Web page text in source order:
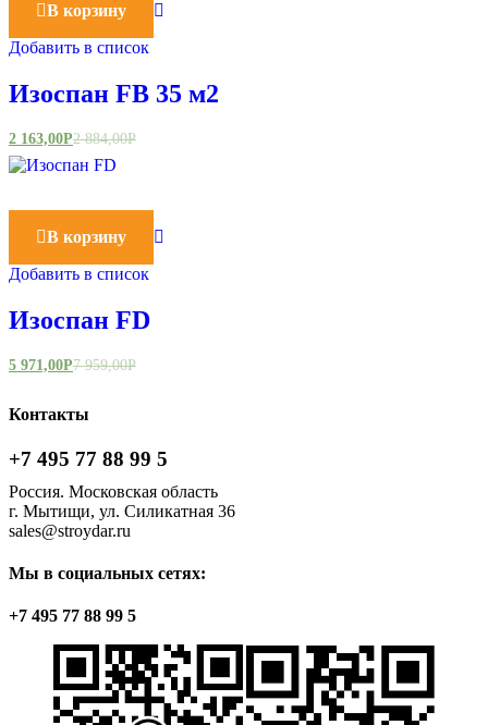
В корзину
Добавить в список
Изоспан FB 35 м2
2 163,00Р2 884,00Р
В корзину
Добавить в список
Изоспан FD
5 971,00Р7 959,00Р
Контакты
+7 495 77 88 99 5
Россия. Московская область
г. Мытищи, ул. Силикатная 36
sales@stroydar.ru
Мы в социальных сетях:
+7 495 77 88 99 5